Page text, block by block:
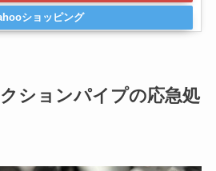
ショッピング
ションパイプの応急処